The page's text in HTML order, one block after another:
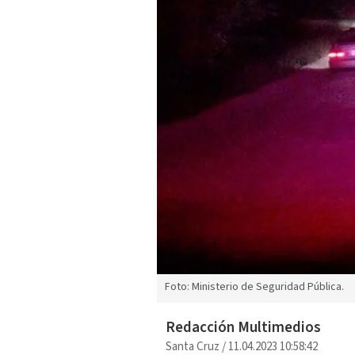
Foto: Ministerio de Seguridad Pública.
Redacción Multimedios
Santa Cruz/11.04.2023 10:58:42